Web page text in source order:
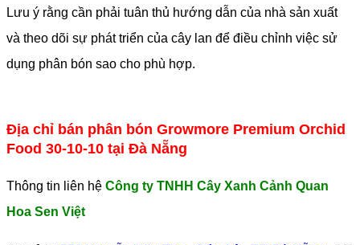
Lưu ý rằng cần phải tuân thủ hướng dẫn của nhà sản xuất
và theo dõi sự phát triển của cây lan để điều chỉnh việc sử
dụng phân bón sao cho phù hợp.
Địa chỉ bán phân bón Growmore Premium Orchid
Food 30-10-10 tại Đà Nẵng
Thông tin liên hệ Công ty TNHH Cây Xanh Cảnh Quan
Hoa Sen Việt